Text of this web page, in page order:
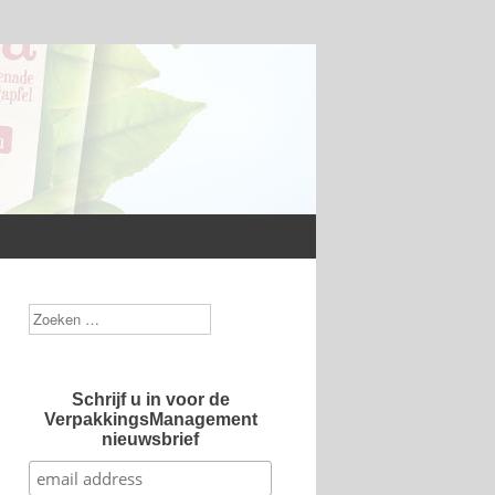
Zoek
Schrijf u in voor de
VerpakkingsManagement
nieuwsbrief